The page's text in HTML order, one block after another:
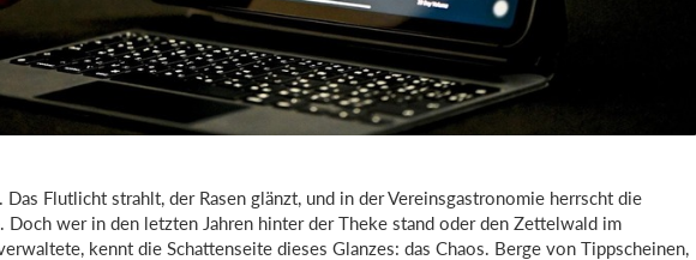
Das Flutlicht strahlt, der Rasen glänzt, und in der Vereinsgastronomie herrscht die
Doch wer in den letzten Jahren hinter der Theke stand oder den Zettelwald im
kennt die Schattenseite dieses Glanzes: das Chaos. Berge von Tippscheinen,